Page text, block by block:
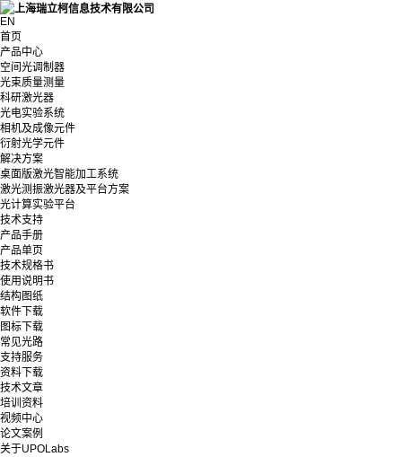
EN
首页
产品中心
空间光调制器
光束质量测量
科研激光器
光电实验系统
相机及成像元件
衍射光学元件
解决方案
桌面版激光智能加工系统
激光测振激光器及平台方案
光计算实验平台
技术支持
产品手册
产品单页
技术规格书
使用说明书
结构图纸
软件下载
图标下载
常见光路
支持服务
资料下载
技术文章
培训资料
视频中心
论文案例
关于UPOLabs